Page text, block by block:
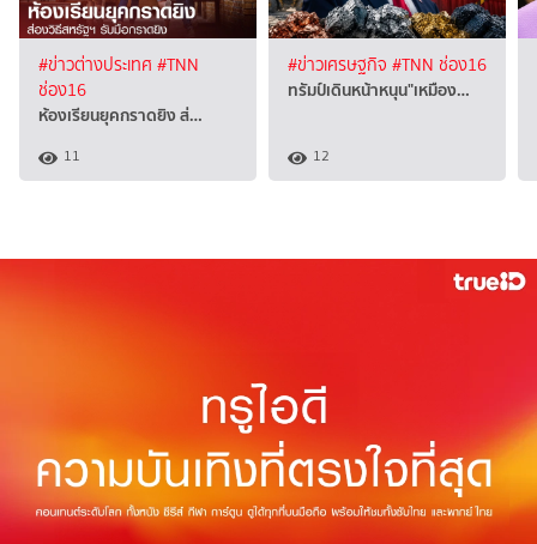
#ข่าวต่างประเทศ #TNN
ช่อง16
ห้องเรียนยุคกราดยิง ส่…
11
#ข่าวเศรษฐกิจ #TNN ช่อง16
ทรัมป์เดินหน้าหนุน"เหมือง…
12